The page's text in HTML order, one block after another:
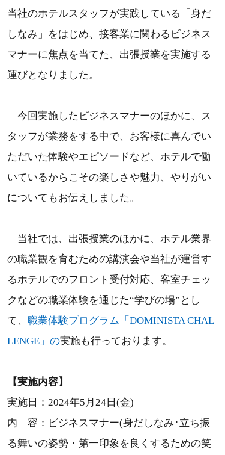
当社のホテルスタッフが実践している「身だ
しなみ」をはじめ、接客業に関わるビジネス
マナーに焦点を当てた、出張授業を実施する
運びとなりました。
今回実施したビジネスマナーのほかに、ス
タッフが業務をする中で、お客様に喜んでい
ただいた体験やエピソードなど、ホテルで働
いているからこその楽しさや魅力、やりがい
についてもお伝えしました。
当社では、出張授業のほかに、ホテル業界
の職業観を育むための講演会や当社が運営す
るホテルでのフロント受付対応、客室チェッ
クなどの職業体験を通じた“学びの場”とし
て、 職業体験プログラム「DOMINISTA CHAL
LENGE」の実施も行っております。
【実施内容】
実施日：2024年5月24日(金)
内 容：ビジネスマナー(身だしなみ･立ち振
る舞いの姿勢・第一印象を良くするための笑